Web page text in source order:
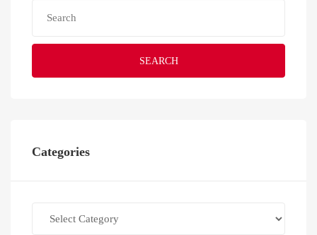
SEARCH
Categories